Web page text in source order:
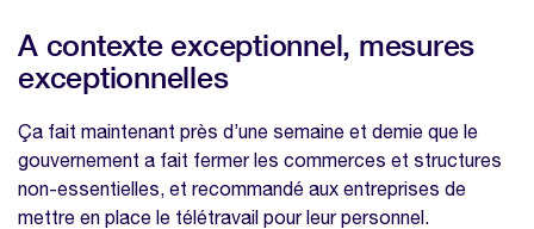
A contexte exceptionnel, mesures
exceptionnelles
Ça fait maintenant près d’une semaine et demie que le
gouvernement a fait fermer les commerces et structures
non-essentielles, et recommandé aux entreprises de
mettre en place le télétravail pour leur personnel.